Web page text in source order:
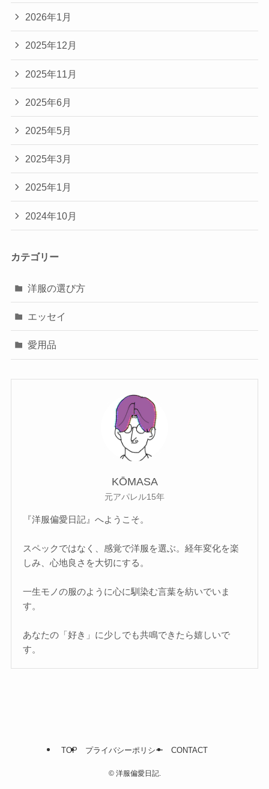
2026年1月
2025年12月
2025年11月
2025年6月
2025年5月
2025年3月
2025年1月
2024年10月
カテゴリー
洋服の選び方
エッセイ
愛用品
KŌMASA
元アパレル15年
『洋服偏愛日記』へようこそ。
スペックではなく、感覚で洋服を選ぶ。経年変化を楽
しみ、心地良さを大切にする。
一生モノの服のように心に馴染む言葉を紡いでいま
す。
あなたの「好き」に少しでも共鳴できたら嬉しいで
す。
TOP プライバシーポリシー CONTACT
©洋服偏愛日記.